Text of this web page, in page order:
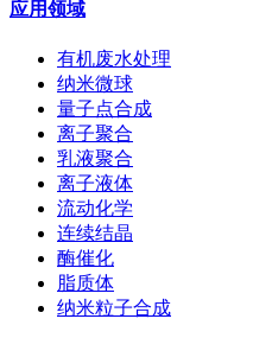
应用领域
有机废水处理
纳米微球
量子点合成
离子聚合
乳液聚合
离子液体
流动化学
连续结晶
酶催化
脂质体
纳米粒子合成